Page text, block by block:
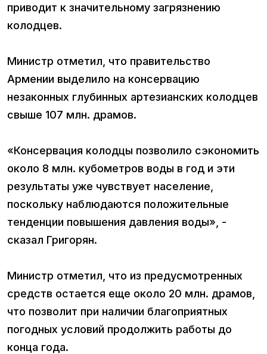
приводит к значительному загрязнению
колодцев.
Министр отметил, что правительство
Армении выделило на консервацию
незаконных глубинных артезианских колодцев
свыше 107 млн. драмов.
«Консервация колодцы позволило сэкономить
около 8 млн. кубометров воды в год и эти
результаты уже чувствует население,
поскольку наблюдаются положительные
тенденции повышения давления воды», -
сказал Григорян.
Министр отметил, что из предусмотренных
средств остается еще около 20 млн. драмов,
что позволит при наличии благоприятных
погодных условий продолжить работы до
конца года.